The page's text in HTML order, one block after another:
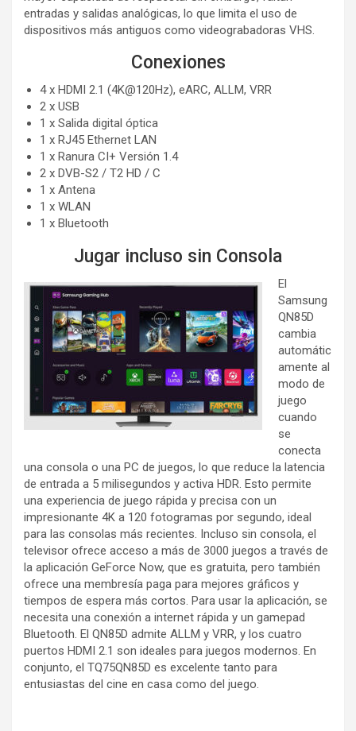
entradas y salidas analógicas, lo que limita el uso de
dispositivos más antiguos como videograbadoras VHS.
Conexiones
4 x HDMI 2.1 (4K@120Hz), eARC, ALLM, VRR
2 x USB
1 x Salida digital óptica
1 x RJ45 Ethernet LAN
1 x Ranura CI+ Versión 1.4
2 x DVB-S2 / T2 HD / C
1 x Antena
1 x WLAN
1 x Bluetooth
Jugar incluso sin Consola
El
Samsung
QN85D
cambia
automátic
amente al
modo de
juego
cuando
se
conecta
una consola o una PC de juegos, lo que reduce la latencia
de entrada a 5 milisegundos y activa HDR. Esto permite
una experiencia de juego rápida y precisa con un
impresionante 4K a 120 fotogramas por segundo, ideal
para las consolas más recientes. Incluso sin consola, el
televisor ofrece acceso a más de 3000 juegos a través de
la aplicación GeForce Now, que es gratuita, pero también
ofrece una membresía paga para mejores gráficos y
tiempos de espera más cortos. Para usar la aplicación, se
necesita una conexión a internet rápida y un gamepad
Bluetooth. El QN85D admite ALLM y VRR, y los cuatro
puertos HDMI 2.1 son ideales para juegos modernos. En
conjunto, el TQ75QN85D es excelente tanto para
entusiastas del cine en casa como del juego.